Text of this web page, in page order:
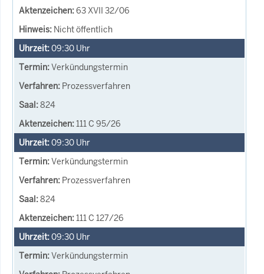
63 XVII 32/06
Nicht öffentlich
09:30 Uhr
Verkündungstermin
Prozessverfahren
824
111 C 95/26
09:30 Uhr
Verkündungstermin
Prozessverfahren
824
111 C 127/26
09:30 Uhr
Verkündungstermin